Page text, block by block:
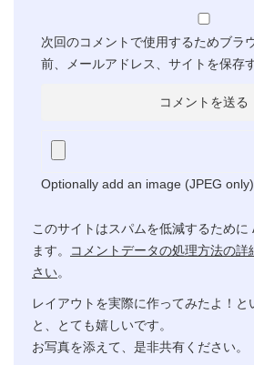
次回のコメントで使用するためブラ
前、メールアドレス、サイトを保存す
Optionally add an image (JPEG only)
このサイトはスパムを低減するため
ます。
コメントデータの処理方法の
さい。
レイアウトを実際に作ってみたよ！と
と、とても嬉しいです。
お写真を添えて、是非共有ください。